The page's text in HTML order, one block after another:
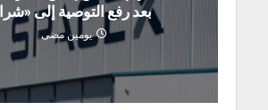
بعد رفع التوصية إلى
يومين مضى